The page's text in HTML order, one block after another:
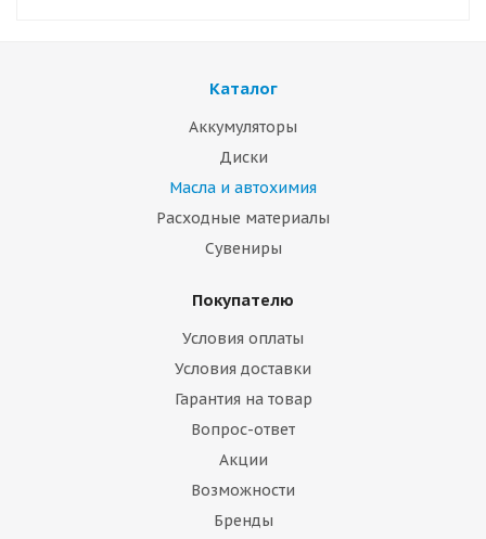
Каталог
Аккумуляторы
Диски
Масла и автохимия
Расходные материалы
Сувениры
Покупателю
Условия оплаты
Условия доставки
Гарантия на товар
Вопрос-ответ
Акции
Возможности
Бренды